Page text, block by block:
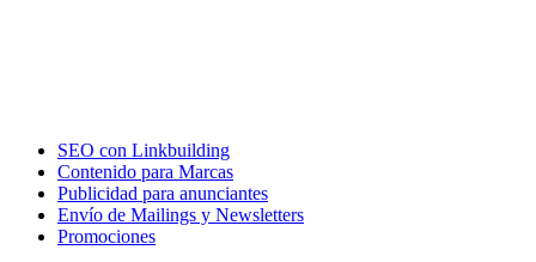
SEO con Linkbuilding
Contenido para Marcas
Publicidad para anunciantes
Envío de Mailings y Newsletters
Promociones